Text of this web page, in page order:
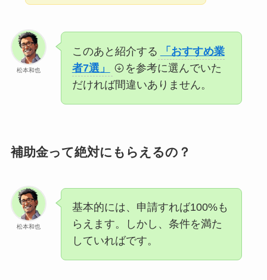
松本和也
このあと紹介する
「おすすめ業
者7選」
を参考に選んでいた
だければ間違いありません。
補助金って絶対にもらえるの？
松本和也
基本的には、申請すれば100%も
らえます。しかし、条件を満た
していればです。